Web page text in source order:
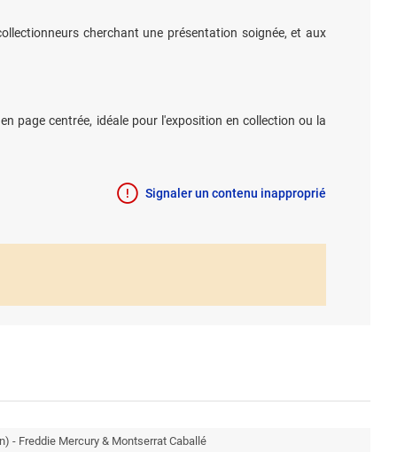
cherchant une présentation soignée, et aux
page centrée, idéale pour l'exposition en collection ou la
Signaler un contenu inapproprié
- Freddie Mercury & Montserrat Caballé